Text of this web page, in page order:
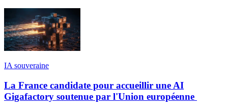
IA souveraine
La France candidate pour accueillir une AI
Gigafactory soutenue par l'Union européenne